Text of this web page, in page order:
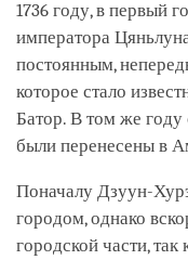
1736 году, в первый
императора
постоянным,
которое стало
Батор. В том же
были перенесены в
Поначалу Дзуун-
городом, однако
городской части,